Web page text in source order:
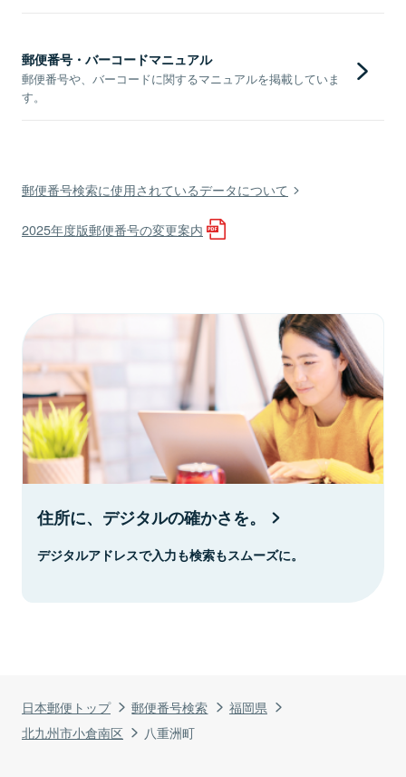
日本郵便トップ 郵便番号検索
福岡県
北九州市小倉南区
八重洲町
郵便番号・バーコードマニュアル
郵便番号や、バーコードに関するマニュアルを掲載していま
す。
郵便番号検索に使用されているデータについて
2025年度版郵便番号の変更案内
住所に、デジタルの確かさを。
デジタルアドレスで入力も検索もスムーズに。